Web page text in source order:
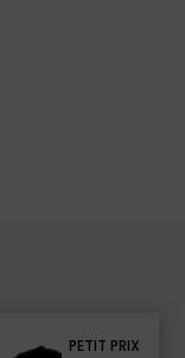
PETIT PRIX